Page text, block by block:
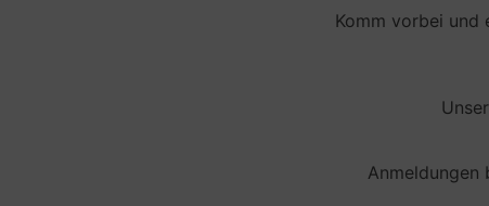
Komm vorbei und
Anmeldungen